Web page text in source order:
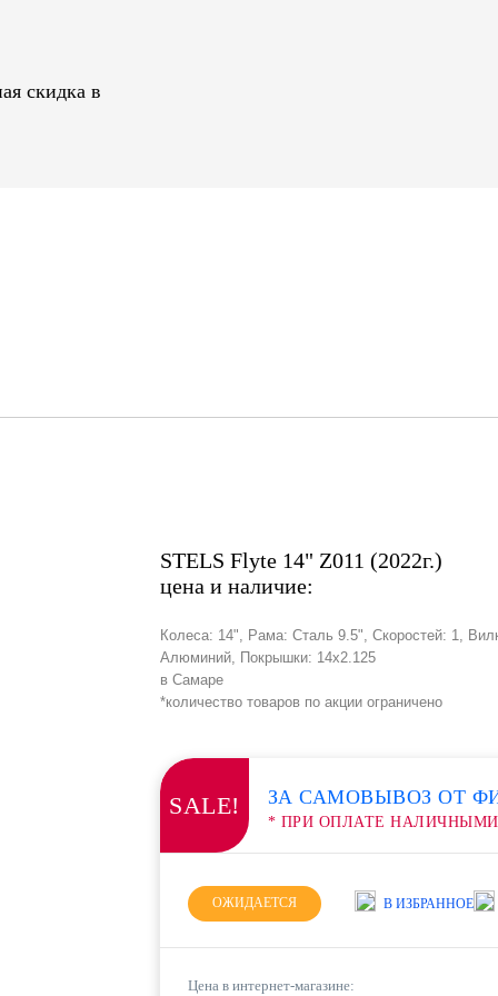
скидка в
STELS Flyte 14" Z011 (2022г.)
цена и наличие:
Колеса: 14", Рама: Сталь 9.5", Скоростей: 1,
Алюминий, Покрышки: 14х2.125
в Самаре
*количество товаров по акции ограничено
SALE! ЗА САМОВЫВОЗ ОТ
* ПРИ ОПЛАТЕ НАЛИЧНЫМИ
ОЖИДАЕТСЯ В ИЗБРАННОЕ
Цена в интернет-магазине: